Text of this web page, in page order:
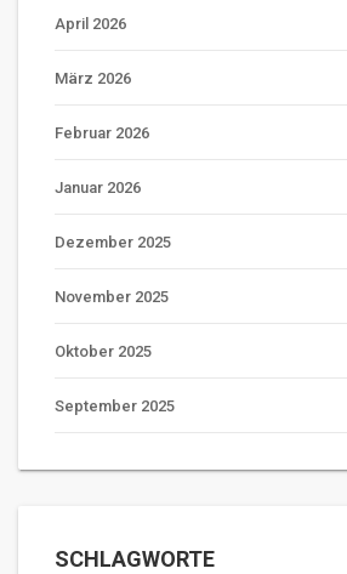
April 2026
März 2026
Februar 2026
Januar 2026
Dezember 2025
November 2025
Oktober 2025
September 2025
SCHLAGWORTE